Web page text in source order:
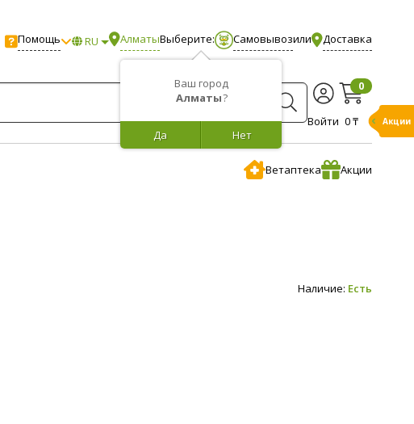
Помощь RU Алматы
Ваш город
Алматы?
Нет
Да
Выберите: Самовывозили Доставка
Войти
0
0 ₸
Ветаптека Акции
Наличие: Есть
Акции